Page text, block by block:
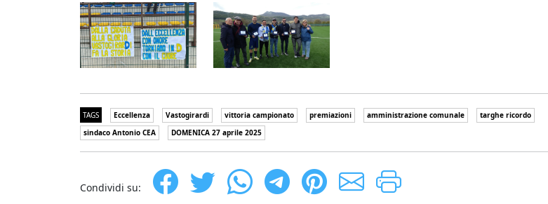
TAGS Eccellenza Vastogirardi vittoria campionato premiazioni amministrazione comunale
targhe ricordo
sindaco Antonio CEA
DOMENICA 27 aprile 2025
Condividi su: